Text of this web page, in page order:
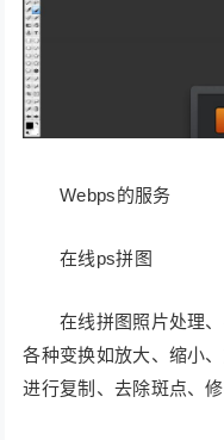
Webps的服务
在线ps拼图
在线拼图照片处理、
各种变换如放大、缩小
进行复制、去除斑点、